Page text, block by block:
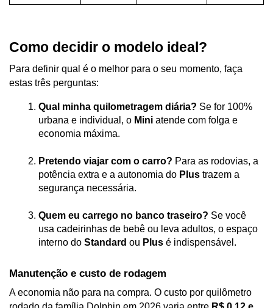
Como decidir o modelo ideal?
Para definir qual é o melhor para o seu momento, faça
estas três perguntas:
Qual minha quilometragem diária? Se for 100%
urbana e individual, o Mini atende com folga e
economia máxima.
Pretendo viajar com o carro? Para as rodovias, a
potência extra e a autonomia do Plus trazem a
segurança necessária.
Quem eu carrego no banco traseiro? Se você
usa cadeirinhas de bebê ou leva adultos, o espaço
interno do Standard ou Plus é indispensável.
Manutenção e custo de rodagem
A economia não para na compra. O custo por quilômetro